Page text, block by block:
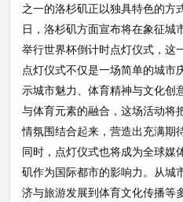
之一的洛杉矶正以独具特色的方
日，洛杉矶方面宣布将在象征城
举行世界杯倒计时点灯仪式，这
点灯仪式不仅是一场简单的城市
示城市魅力、体育精神与文化创
与体育元素的融合，这场活动将
情氛围结合起来，营造出充满期
同时，点灯仪式也将成为全球媒
矶作为国际都市的影响力。从城
济与旅游发展到体育文化传播等